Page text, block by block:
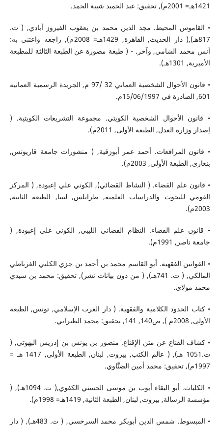
1421هـ= 2001م), تحقيق: عبد الحميد شيبة الحمد.
• القاموس المحيط. مجد الدين محمد بن يعقوب الفيروز آبادي, ( ت.
817هـ),( دار الحديث, القاهرة, 1429هـ= 2008م), راجعه واعتنى به:
أنس محمد الشامي, وآخر. - ( طبعة مصورة عن الطبعة الثالثة للمطبعة
الأميرية, 1301هـ).
• قانون الأحوال الشخصية العماني 32 /97 م, الجريدة الرسمية العمانية
601, الصادرة في 15/06/1997م.
• قانون الأحوال الشخصية الكويتي. مجموعة التشريعات الكويتية. (
إصدار وزارة العدل, الطبعة الأولى, 2011م).
• قانون المرافعات. أحمد عمر أبوزقية, ( منشورات جامعة قاريونس,
بنغازي, الطبعة الأولى, 2003م).
• قانون علم القضاء. ( النشاط القضائي), الكوني علي إعبودة, ( المركز
القومي للبحوث والدراسات العلمية, طرابلس, ليبيا, الطبعة الثانية,
2003م).
• قانون علم القضاء. النظام القضائي الليبي, الكوني علي إعبودة, (
جامعة ناصر, 1991م).
• القوانين الفقهية. أبو القاسم محمد بن أحمد بن جزي الكلبي الغرناطي
المالكي, ( ت. 741هـ), ( من دون بيانات نشر), تحقيق: محمد بن سيدي
محمد مولاي.
• كتاب الحدود الكلامية والفقهية. ( دار الغرب الإسلامي, تونس, الطبعة
الأولى, 2008م ), ص140, 141, تحقيق: محمد الطبراني.
• كشاف القناع عن متن الإقناع. منصور بن يونس بن إدريس البهوتي, (
ت.1051 هـ), ( عالم الكتب, بيروت, لبنان, الطبعة الأولى, 1417 هـ =
1997م), تحقيق: محمد أمين الضنَّاوي.
• الكليات. أبو اليقاء أيوب بن موسى الحسني الكفوي,( ت. 1094هـ), (
مؤسسة الرسالة, بيروت, لبنان, الطبعة الثانية, 1419هـ= 1998م).
• المبسوط. شمس الدين أبوبكر محمد السرخسي, ( ت. 483هـ), ( دار